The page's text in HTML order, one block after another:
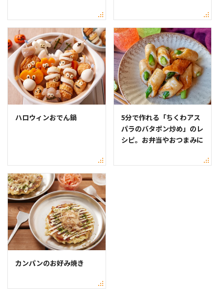
ハロウィンおでん鍋
5分で作れる「ちくわアス
パラのバタポン炒め」のレ
シピ。お弁当やおつまみに
カンパンのお好み焼き